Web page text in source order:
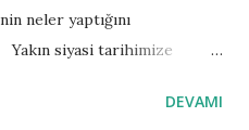
var” şeklindeki beyanın Doğu
neler yaptığını
Yakın siyasi tarihimize
KKTC meclisi koalisyonDEVAMI